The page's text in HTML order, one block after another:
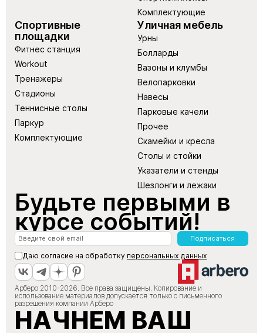
Комплектующие
Спортивные
площадки
Фитнес станция
Workout
Тренажеры
Стадионы
Теннисные столы
Паркур
Комплектующие
Уличная мебель
Урны
Болларды
Вазоны и клумбы
Велопарковки
Навесы
Парковые качели
Прочее
Скамейки и кресла
Столы и стойки
Указатели и стенды
Шезлонги и лежаки
Будьте первыми в
курсе событий!
Подписаться
Даю согласие на обработку персональных данных
Арберо 2010-2026. Все права защищены. Копирование и
использование материалов допускается только с письменного
разрешения компании Арберо
НАЧНЕМ ВАШ